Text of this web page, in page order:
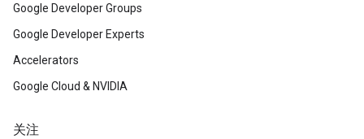
Google Developer Groups
Google Developer Experts
Accelerators
Google Cloud & NVIDIA
关注